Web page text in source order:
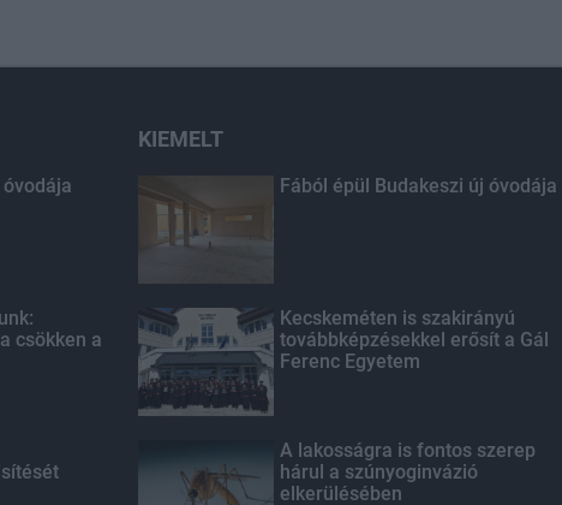
csökken a
KIEMELT
Fából épül Budakeszi új óvodája
Kecskeméten is szakirányú
továbbképzésekkel erősít a Gál
Ferenc Egyetem
A lakosságra is fontos szerep
hárul a szúnyoginvázió
elkerülésében